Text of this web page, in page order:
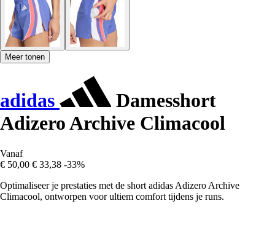
Meer tonen
adidas
Damesshort
Adizero Archive Climacool
Vanaf
€ 50,00 € 33,38 -33%
Optimaliseer je prestaties met de short adidas Adizero Archive
Climacool, ontworpen voor ultiem comfort tijdens je runs.